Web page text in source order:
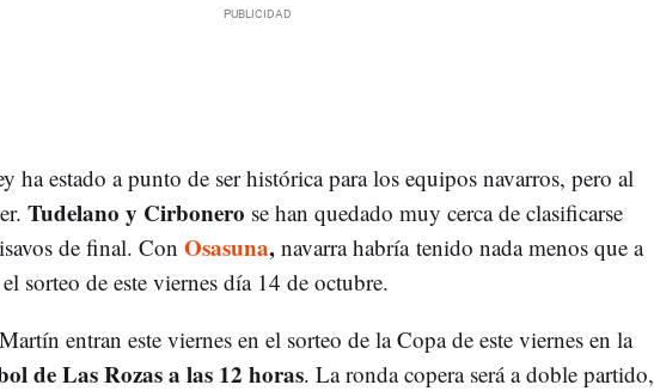
ha estado a punto de ser histórica para los equipos navarros, pero al
Tudelano y Cirbonero se han quedado muy cerca de clasificarse
de final. Con Osasuna,navarra habría tenido nada menos que a
sorteo de este viernes día 14 de octubre.
entran este viernes en el sorteo de la Copa de este viernes en la
de Las Rozas a las 12 horas. La ronda copera será a doble partido,